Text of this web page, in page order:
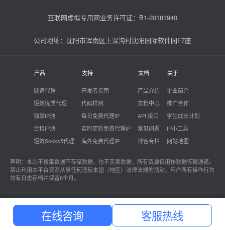
互联网虚拟专用网业务许可证：B1-20181940
公司地址：沈阳市浑南区上深沟村沈阳国际软件园F7座
产品
隧道代理
短效优质代理
独享IP池
合租IP池
短效Socks5代理
支持
开发者指南
代码样例
每日免费代理IP
实时更新免费代理IP
海外免费代理IP
文档
产品介绍
文档中心
API 接口
常见问题
博客专栏
关于
企业简介
推广合作
学生成长计划
IP小工具
网站地图
声明：本站不搜集数据不存储数据，也不买卖数据，所有资源仅用作数据传输通道。
禁止利用本平台资源从事任何违反本国（地区）法律法规的活动，用户所有操作行为
均有日志存档并保留6个月。
站大爷 - 专注企业级代理IP云服务
Copyright@2026
沈阳小土科技有限公司 |辽B2-20180026
在线咨询 客服热线